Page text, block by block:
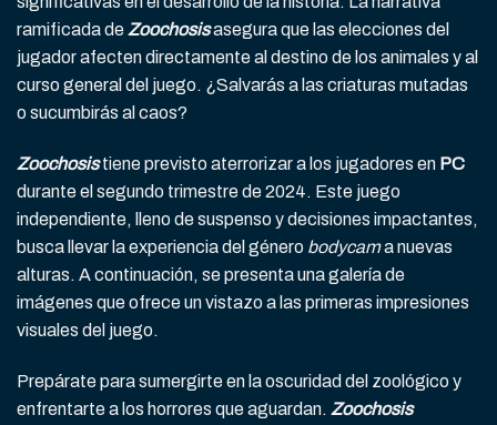
ramificada deZoochosisasegura que las elecciones del
jugador afecten directamente al destino de los animales y al
curso general del juego. ¿Salvarás a las criaturas mutadas
o sucumbirás al caos?
Zoochosis tiene previsto aterrorizar a los jugadores en PC
durante el segundo trimestre de 2024. Este juego
independiente, lleno de suspenso y decisiones impactantes,
busca llevar la experiencia del género bodycama nuevas
alturas. A continuación, se presenta una galería de
imágenes que ofrece un vistazo a las primeras impresiones
visuales del juego.
Prepárate para sumergirte en la oscuridad del zoológico y
enfrentarte a los horrores que aguardan. Zoochosis